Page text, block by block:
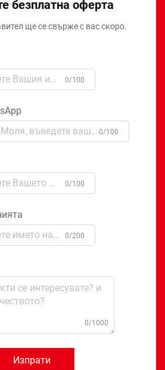
безплатна оферта
ще се свърже с вас скоро.
0/100
0/100
0/100
0/200
0/1000
Изпрати